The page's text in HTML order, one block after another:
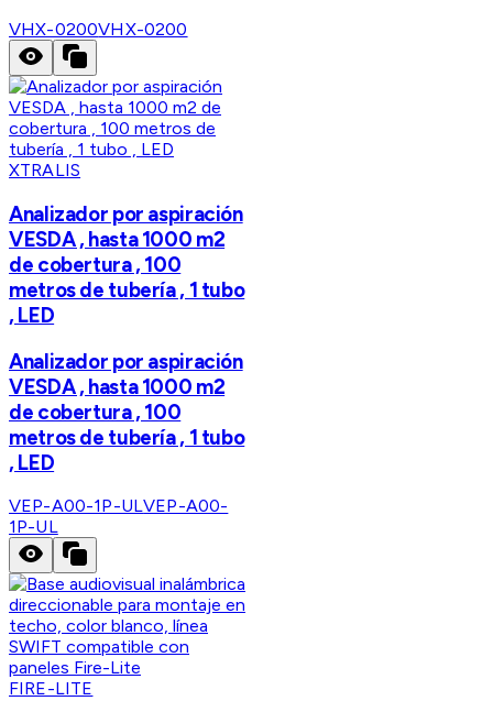
VHX-0200VHX-0200
XTRALIS
Analizador por aspiración
VESDA , hasta 1000 m2
de cobertura , 100
metros de tubería , 1 tubo
, LED
Analizador por aspiración
VESDA , hasta 1000 m2
de cobertura , 100
metros de tubería , 1 tubo
, LED
VEP-A00-1P-ULVEP-A00-
1P-UL
FIRE-LITE